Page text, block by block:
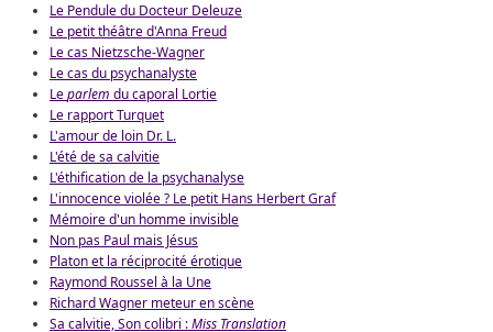
Le Pendule du Docteur Deleuze
Le petit théâtre d'Anna Freud
Le cas Nietzsche-Wagner
Le cas du psychanalyste
Leparlem du caporal Lortie
Le rapport Turquet
L'amour de loin Dr. L.
L'été de sa calvitie
L'éthification de la psychanalyse
L'innocence violée ? Le petit Hans Herbert Graf
Mémoire d'un homme invisible
Non pas Paul mais Jésus
Platon et la réciprocité érotique
Raymond Roussel à la Une
Richard Wagner meteur en scène
Sa calvitie, Son colibri :Miss Translation